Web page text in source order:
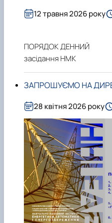
ПОРЯДОК ДЕННИЙ
засідання НМК
12 травня 2026 року
ЗАПРОШУЄМО НА
28 квітня 2026 року